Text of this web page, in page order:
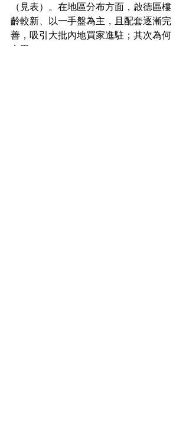
（見表）。在地區分布方面，啟德區樓
齡較新、以一手盤為主，且配套逐漸完
善，吸引大批內地買家進駐；其次為何